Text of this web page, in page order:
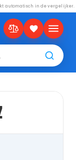
automatisch in de vergelijker.